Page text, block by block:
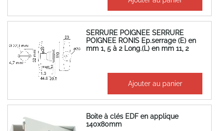
SERRURE POIGNEE SERRURE
POIGNEE RONIS Ep.serrage (E) en
mm 1, 5 à 2 Long.(L) en mm 11, 2
34,45 € Ajouter au panier
Boite à clés EDF en applique
140x80mm